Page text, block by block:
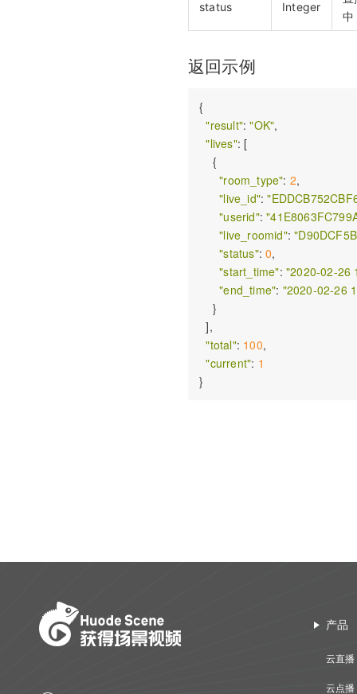
status Integer
中
返回示例
{
"result": "OK",
"lives": [
    {
"room_type": 2,
"live_id":
"userid":
"live_roomid":
"status": 0,
"start_time": "2020-02-26
"end_time": "2020-02-26
    }
  ],
"total": 100,
"current": 1
产品
云直播
云点播